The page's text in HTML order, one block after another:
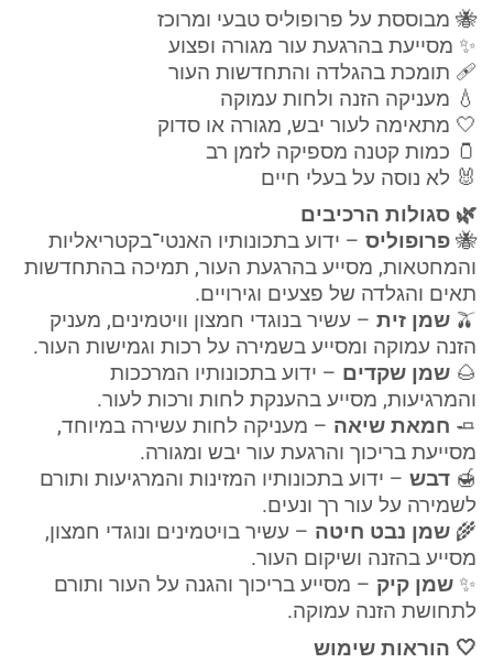
🐝 מבוססת על פרופוליס טבעי ומרוכז
✨ מסייעת בהרגעת עור מגורה ופצוע
🩹 תומכת בהגלדה והתחדשות העור
💧 מעניקה הזנה ולחות עמוקה
🤍 מתאימה לעור יבש, מגורה או סדוק
🫙 כמות קטנה מספיקה לזמן רב
🐰 לא נוסה על בעלי חיים
🌿 סגולות הרכיבים
🐝פרופוליס – ידוע בתכונותיו האנטי־בקטריאליות
והמחטאות, מסייע בהרגעת העור, תמיכה בהתחדשות
תאים והגלדה של פצעים וגירויים.
🫒 שמן זית – עשיר בנוגדי חמצון וויטמינים, מעניק
הזנה עמוקה ומסייע בשמירה על רכות וגמישות העור.
🌰 שמן שקדים – ידוע בתכונותיו המרככות
והמרגיעות, מסייע בהענקת לחות ורכות לעור.
🧈 חמאת שיאה – מעניקה לחות עשירה במיוחד,
מסייעת בריכוך והרגעת עור יבש ומגורה.
🍯 דבש – ידוע בתכונותיו המזינות והמרגיעות ותורם
לשמירה על עור רך ונעים.
🌾 שמן נבט חיטה – עשיר בויטמינים ונוגדי חמצון,
מסייע בהזנה ושיקום העור.
✨ שמן קיק – מסייע בריכוך והגנה על העור ותורם
לתחושת הזנה עמוקה.
🤍 הוראות שימוש